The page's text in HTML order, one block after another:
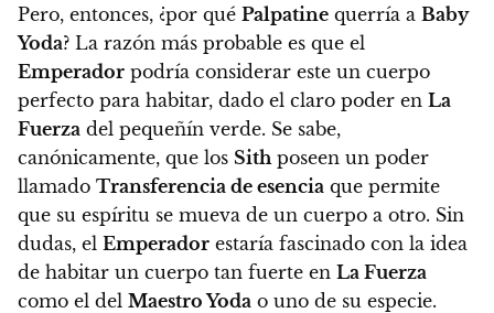
Pero, entonces, ¿por qué Palpatine querría a Baby
Yoda? La razón más probable es que el
Emperador podría considerar este un cuerpo
perfecto para habitar, dado el claro poder en La
Fuerza del pequeñín verde. Se sabe,
canónicamente, que los Sith poseen un poder
llamado Transferencia de esencia que permite
que su espíritu se mueva de un cuerpo a otro. Sin
dudas, el Emperador estaría fascinado con la idea
de habitar un cuerpo tan fuerte en La Fuerza
como el del Maestro Yoda o uno de su especie.